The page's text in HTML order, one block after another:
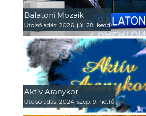
Balatoni Mozaik
Utolsó adás: 2026. júl. 28. kedd
Aktív Aranykor
Utolsó adás: 2024. szep. 9. hétfő